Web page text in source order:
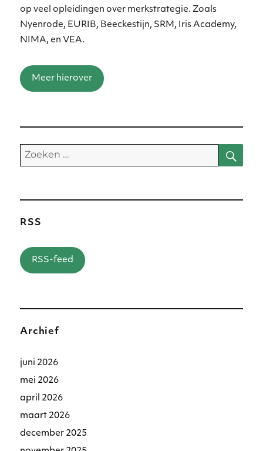
op veel opleidingen over merkstrategie. Zoals
Nyenrode, EURIB, Beeckestijn, SRM, Iris Academy,
NIMA, en VEA.
Meer hierover
Zoeken
naar:
RSS
RSS-feed
Archief
juni 2026
mei 2026
april 2026
maart 2026
december 2025